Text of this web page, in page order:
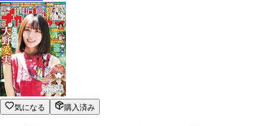
気になる 購入済み